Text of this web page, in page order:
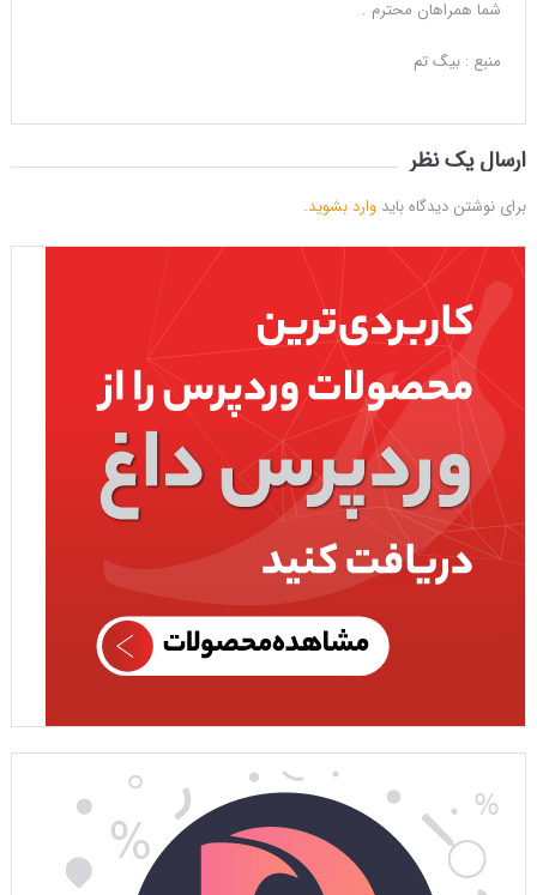
شما همراهان محترم .
منبع : بیگ تم
ارسال یک نظر
برای نوشتن دیدگاه باید وارد بشوید.